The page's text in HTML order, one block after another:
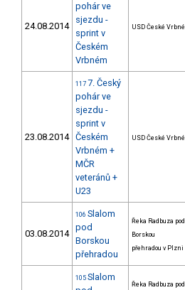
24.08.2014
pohár ve
sjezdu -
sprint v
Českém
Vrbném
USD České Vrbné
23.08.2014
117 7. Český
pohár ve
sjezdu -
sprint v
Českém
Vrbném +
MČR
veteránů +
U23
USD České Vrbné
03.08.2014
106 Slalom
pod
Borskou
přehradou
Řeka Radbuza pod
Borskou
přehradou v Plzni
105 Slalom
Řeka Radbuza pod